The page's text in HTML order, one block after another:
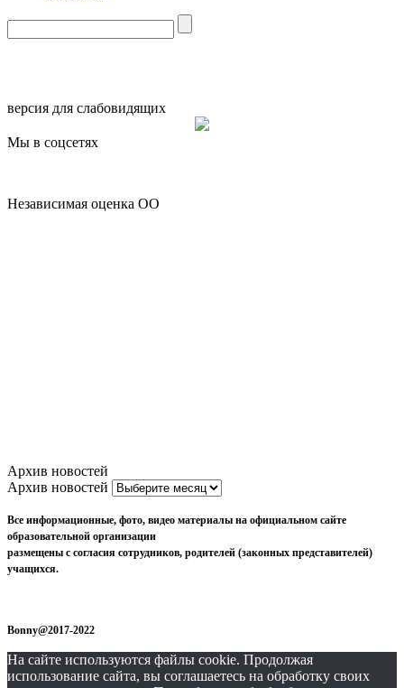
версия для слабовидящих
Мы в соцсетях
Независимая оценка ОО
Архив новостей
Архив новостей
Все информационные, фото, видео материалы на официальном сайте
образовательной организации
размещены с согласия сотрудников, родителей (законных представителей)
учащихся.
Bonny@2017-2022
На сайте используются файлы cookie. Продолжая
использование сайта, вы соглашаетесь на обработку своих